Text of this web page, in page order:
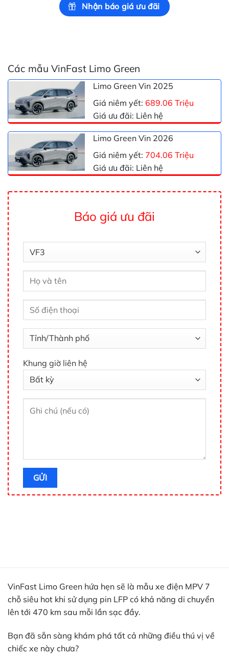
Nhận báo giá ưu đãi
Báo giá ưu đãi
Khung giờ liên hệ
Các mẫu VinFast Limo Green
Limo Green Vin 2025
Giá niêm yết: 689.06 Triệu
Giá ưu đãi: Liên hệ
Limo Green Vin 2026
Giá niêm yết: 704.06 Triệu
Giá ưu đãi: Liên hệ
VinFast Limo Green hứa hẹn sẽ là mẫu xe điện MPV 7
chỗ siêu hot khi sử dụng pin LFP có khả năng di chuyển
lên tới 470 km sau mỗi lần sạc đầy.
Bạn đã sẵn sàng khám phá tất cả những điều thú vị về
chiếc xe này chưa?